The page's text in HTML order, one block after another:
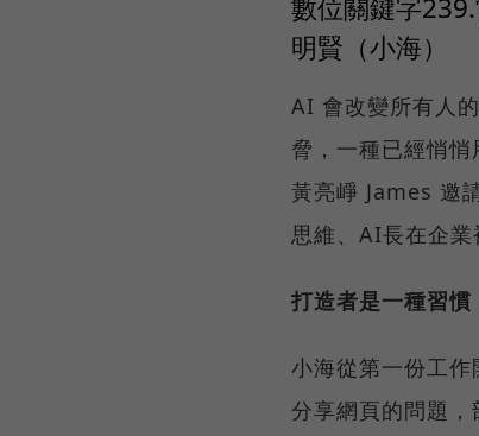
數位關鍵字
明賢（小海）
AI 會改變所有人
脅，一種已經悄
黃亮崢 James 邀
思維、AI長在企業
打造者是一種習慣
小海從第一份工
分享網頁的問題